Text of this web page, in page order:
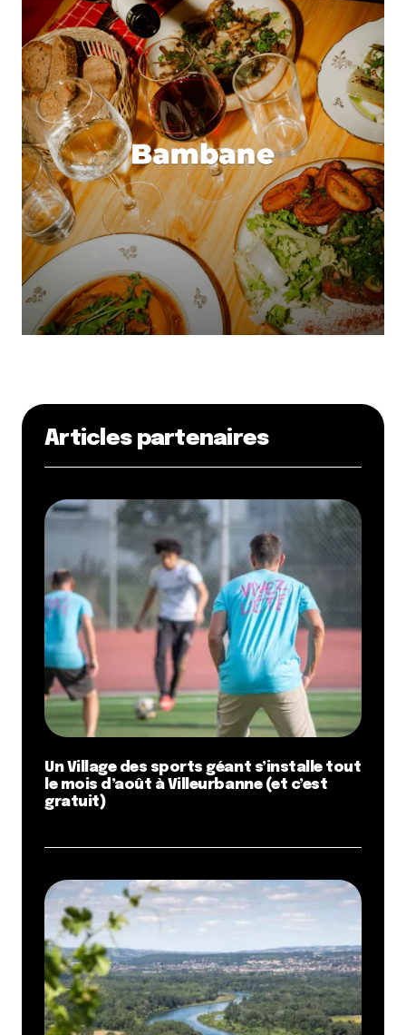
Articles partenaires
Un Village des sports géant s’installe tout
le mois d’août à Villeurbanne (et c’est
gratuit)